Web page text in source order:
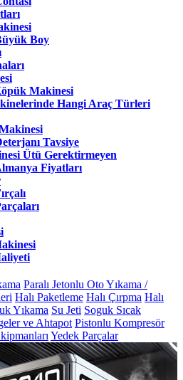
Boy
Makinesi
Hangi Araç Türleri
Tavsiye
Ütü Gerektirmeyen
Fiyatları
Paralı Jetonlu Oto Yıkama /
Halı Paketleme Halı Çırpma Halı
Yıkama Su Jeti Soguk Sıcak
ve Ahtapot Pistonlu Kompresör
Yedek Parçalar